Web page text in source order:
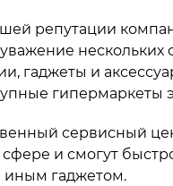
репутации
нескольких
гаджеты и
гипермаркеты
сервисный
и смогут
иным гаджетом.